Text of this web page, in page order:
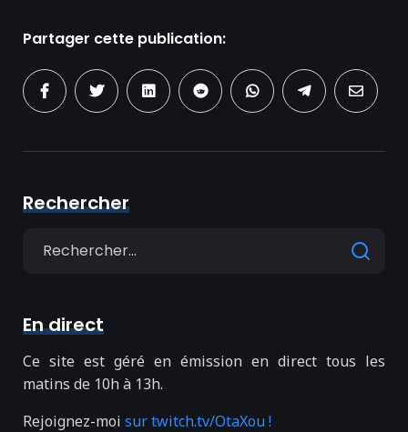
Partager cette publication:
Rechercher
En direct
Ce site est géré en émission en direct tous les
matins de 10h à 13h.
Rejoignez-moi sur twitch.tv/OtaXou !